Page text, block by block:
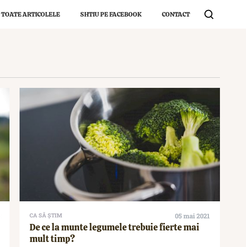
TOATE ARTICOLELE SHTIU PE FACEBOOK CONTACT
CA SĂ ȘTIM 05 mai 2021
De ce la munte legumele trebuie fierte mai
mult timp?